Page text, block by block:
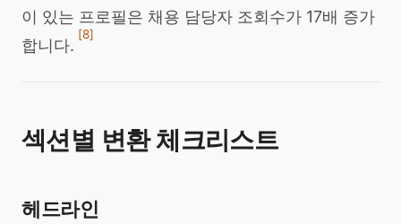
이 있는 프로필은 채용 담당자 조회수가 17배 증가
합니다.
[8]
섹션별 변환 체크리스트
헤드라인